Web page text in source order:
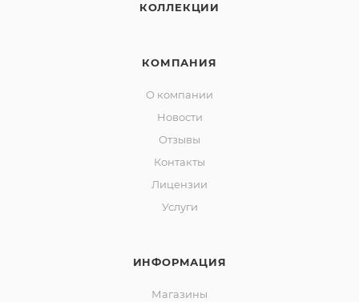
КОЛЛЕКЦИИ
КОМПАНИЯ
О компании
Новости
Отзывы
Контакты
Лицензии
Услуги
ИНФОРМАЦИЯ
Магазины